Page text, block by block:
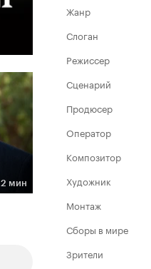
2 мин
Жанр
Слоган
Режиссер
Сценарий
Продюсер
Оператор
Композитор
Художник
Монтаж
Сборы в мире
Зрители